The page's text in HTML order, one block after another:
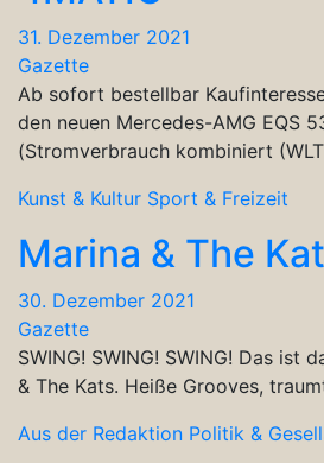
31. Dezember 2021
Gazette
Ab sofort bestellbar
den neuen Mercedes-AMG EQS
(Stromverbrauch kombiniert
Kunst & Kultur Sport & Freizeit
Marina & The
30. Dezember 2021
Gazette
SWING! SWING! SWING! Das ist
& The Kats. Heiße Grooves,
Aus der Redaktion Politik &